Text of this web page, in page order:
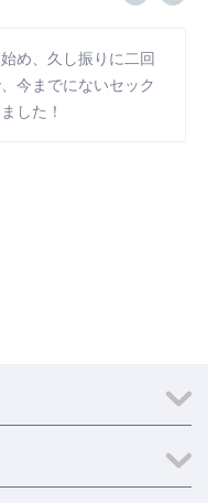
め、久し振りに二回
今までにないセック
した！